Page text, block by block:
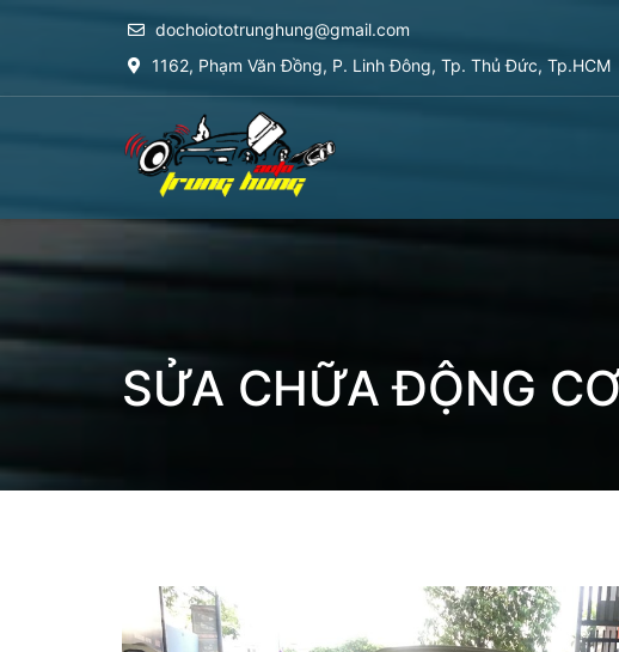
dochoiototrunghung@gmail.com
1162, Phạm Văn Đồng, P. Linh Đông, Tp. Thủ Đức, Tp.HCM
SỬA CHỮA ĐỘNG